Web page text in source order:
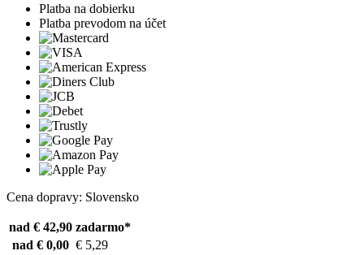
Platba na dobierku
Platba prevodom na účet
Cena dopravy: Slovensko
nad € 42,90 zadarmo*
nad € 0,00 € 5,29